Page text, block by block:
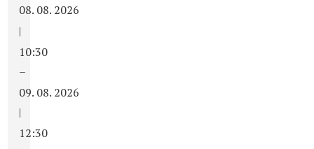
08. 08. 2026
|
10:30
–
09. 08. 2026
|
12:30